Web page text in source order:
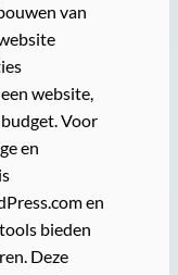
van
website,
Voor
en
en
bieden
Deze